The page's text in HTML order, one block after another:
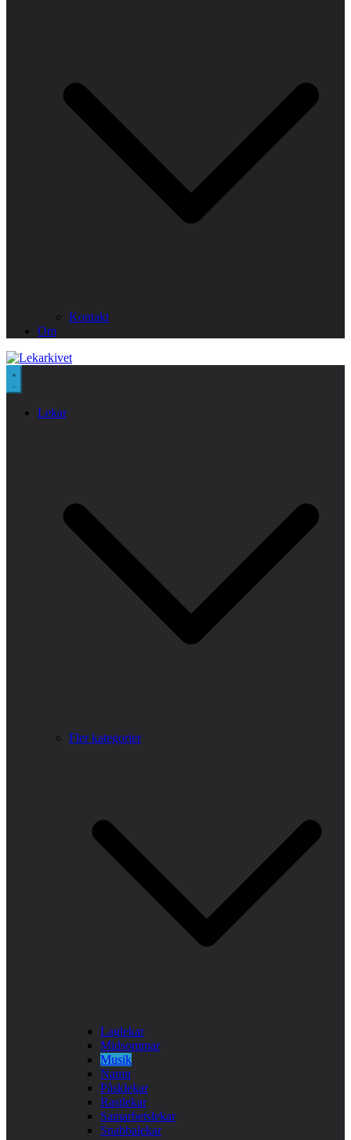
Kontakt
Om
Lekar
Fler kategorier
Laglekar
Midsommar
Musik
Namn
Påsklekar
Rastlekar
Samarbetslekar
Snabbalekar